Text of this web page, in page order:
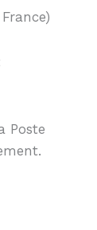
Poste